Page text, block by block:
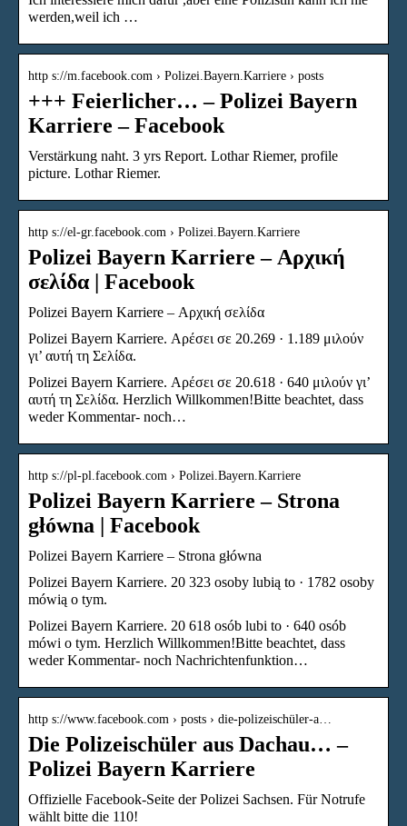
werden,weil ich …
http s://m.facebook.com › Polizei.Bayern.Karriere › posts
+++ Feierlicher… – Polizei Bayern
Karriere – Facebook
Verstärkung naht. 3 yrs Report. Lothar Riemer, profile
picture. Lothar Riemer.
http s://el-gr.facebook.com › Polizei.Bayern.Karriere
Polizei Bayern Karriere – Αρχική
σελίδα | Facebook
Polizei Bayern Karriere – Αρχική σελίδα
Polizei Bayern Karriere. Αρέσει σε 20.269 · 1.189 μιλούν
γι’ αυτή τη Σελίδα.
Polizei Bayern Karriere. Αρέσει σε 20.618 · 640 μιλούν γι’
αυτή τη Σελίδα. Herzlich Willkommen!Bitte beachtet, dass
weder Kommentar- noch…
http s://pl-pl.facebook.com › Polizei.Bayern.Karriere
Polizei Bayern Karriere – Strona
główna | Facebook
Polizei Bayern Karriere – Strona główna
Polizei Bayern Karriere. 20 323 osoby lubią to · 1782 osoby
mówią o tym.
Polizei Bayern Karriere. 20 618 osób lubi to · 640 osób
mówi o tym. Herzlich Willkommen!Bitte beachtet, dass
weder Kommentar- noch Nachrichtenfunktion…
http s://www.facebook.com › posts › die-polizeischüler-a…
Die Polizeischüler aus Dachau… –
Polizei Bayern Karriere
Offizielle Facebook-Seite der Polizei Sachsen. Für Notrufe
wählt bitte die 110!